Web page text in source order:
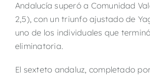
Andalucía superó a Comunidad
2,5), con un triunfo ajustado de
uno de los individuales que
eliminatoria.
El sexteto andaluz, completado